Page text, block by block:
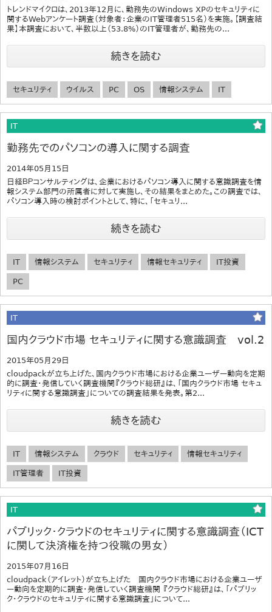
トレンドマイクロは、2013年12月に、勤務先のWindows XPのセキュリティに
関するWebアンケート調査（対象者：企業のIT管理者515名）を実施。【調査結
果】本調査において、半数以上（53.8%）のIT管理者が、勤務先の...
続きを読む
セキュリティ ウイルス PC OS 情報システム IT
IT
勤務先でのパソコンの導入に関する調査
2014年05月15日
日経ＢＰコンサルティングは、企業におけるパソコン導入に関する意識調査を情
報システム部門の所属者に対して実施し、その結果をまとめた。この調査では、
パソコン導入時の検討ポイントとして、特に、「セキュリ...
続きを読む
IT 情報システム セキュリティ 情報セキュリティ IT投資
PC
IT
国内クラウド市場 セキュリティに関する意識調査 vol.2
2015年05月29日
cloudpackが立ち上げた、国内クラウド市場における企業ユーザー動向を定期
的に調査・発信していく調査機関『クラウド総研』は、「国内クラウド市場 セキュ
リティに関する意識調査」についての調査結果を発表。第2...
続きを読む
IT 情報システム クラウド セキュリティ 情報セキュリティ
IT管理者 IT投資
IT
パブリック・クラウドのセキュリティに関する意識調査（ICT
に関して決済権を持つ役職の男女）
2015年07月16日
cloudpack（アイレット）が立ち上げた 国内クラウド市場における企業ユーザ
ー動向を定期的に調査・発信していく調査機関 『クラウド総研』は、「パブリッ
ク・クラウドのセキュリティに関する意識調査」について...